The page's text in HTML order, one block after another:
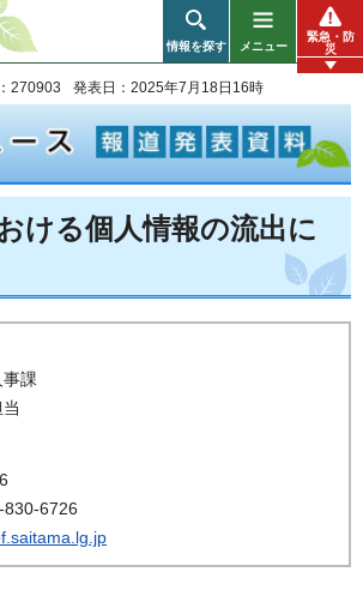
情報を探す メニュー
緊急・防
災
270903 発表日：2025年7月18日16時
ける個人情報の流出に
事課
830-6726